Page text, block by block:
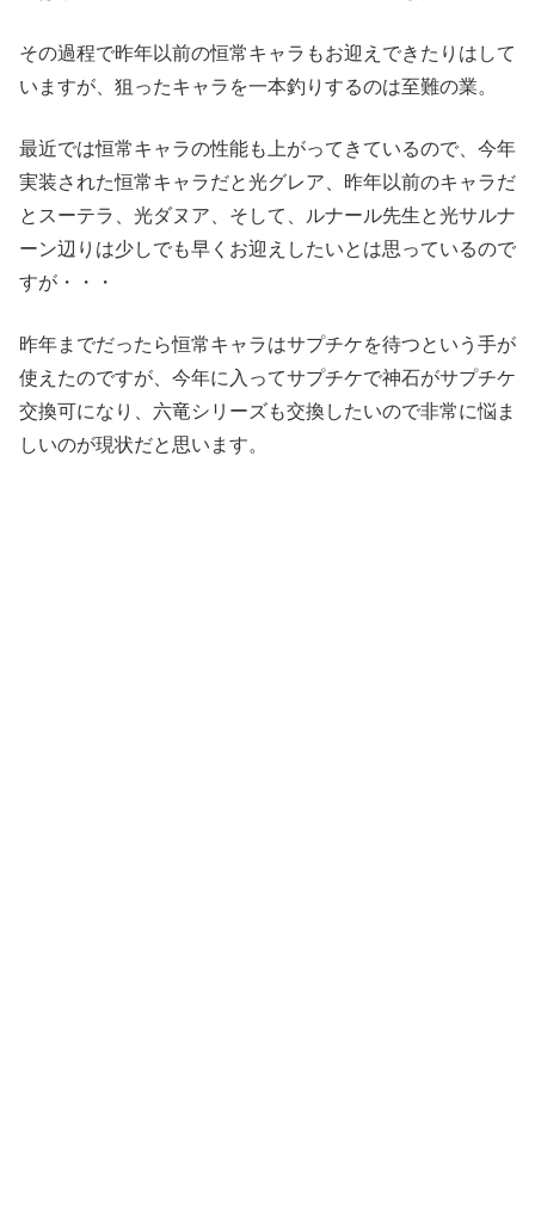
その過程で昨年以前の恒常キャラもお迎えできたりはして
いますが、狙ったキャラを一本釣りするのは至難の業。
最近では恒常キャラの性能も上がってきているので、今年
実装された恒常キャラだと光グレア、昨年以前のキャラだ
とスーテラ、光ダヌア、そして、ルナール先生と光サルナ
ーン辺りは少しでも早くお迎えしたいとは思っているので
すが・・・
昨年までだったら恒常キャラはサプチケを待つという手が
使えたのですが、今年に入ってサプチケで神石がサプチケ
交換可になり、六竜シリーズも交換したいので非常に悩ま
しいのが現状だと思います。